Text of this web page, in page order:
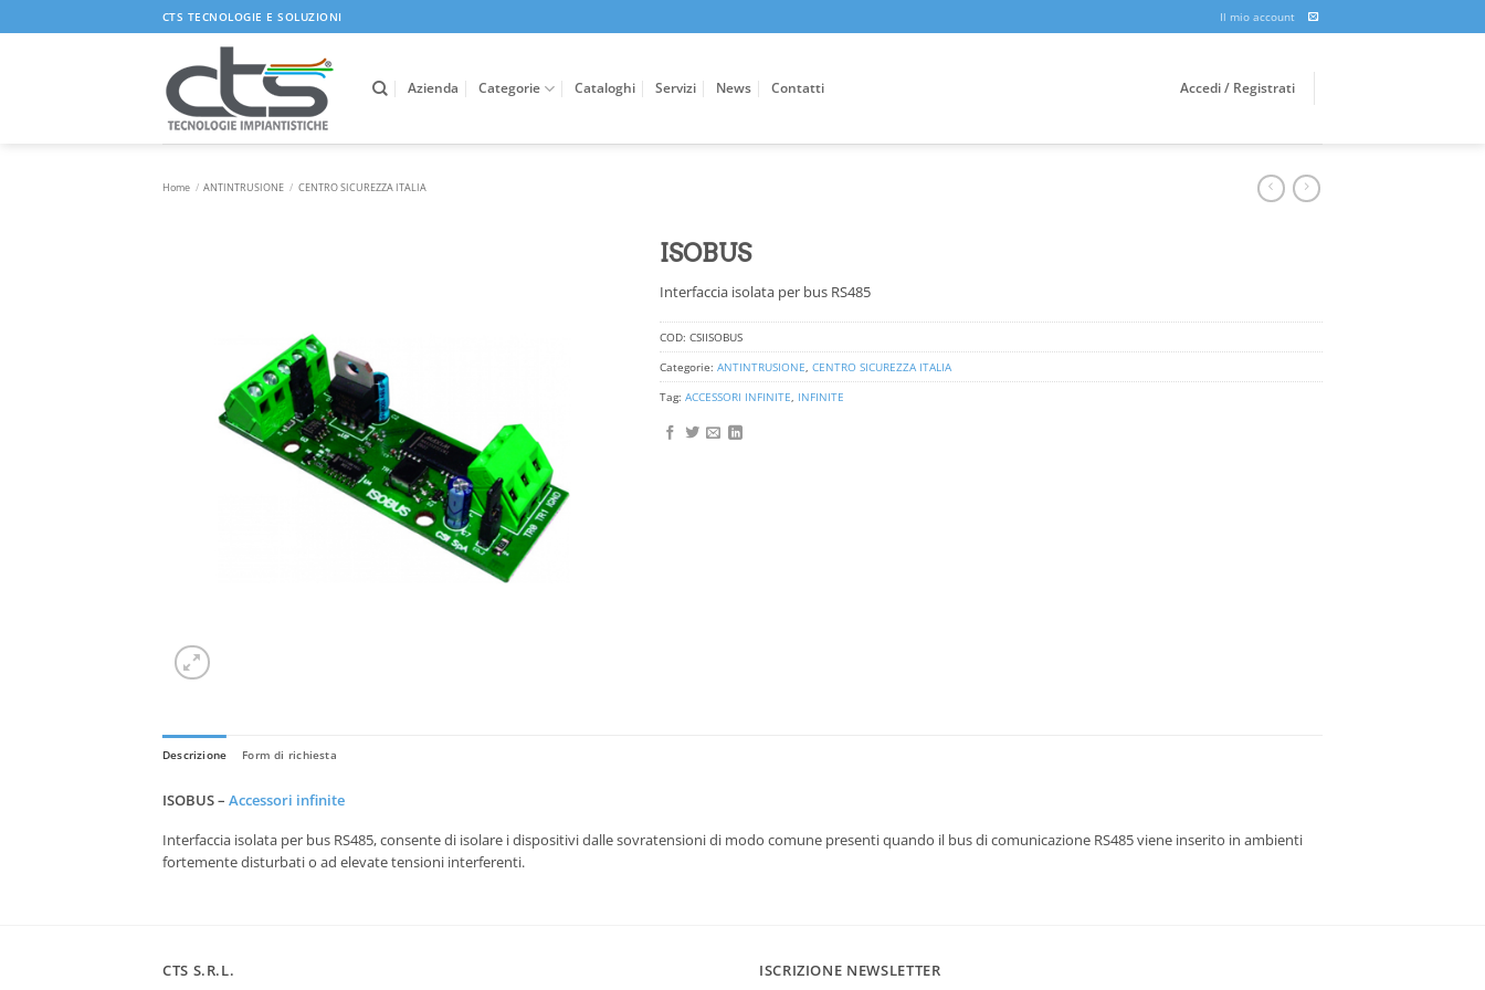
ai
CTS TECNOLOGIE E SOLUZIONI Il mio account
Azienda Categorie Cataloghi Servizi News Contatti Accedi / Registrati
Home / ANTINTRUSIONE / CENTRO SICUREZZA ITALIA
ISOBUS
Interfaccia isolata per bus RS485
COD: CSIISOBUS
Categorie: ANTINTRUSIONE CENTRO SICUREZZA ITALIA
Tag: ACCESSORI INFINITE INFINITE
Descrizione Form di richiesta
ISOBUS – Accessori infinite
Interfaccia isolata per bus RS485, consente di isolare i dispositivi dalle sovratensioni di modo comune presenti quando il bus di comunicazione RS485 viene inserito in ambienti
fortemente disturbati o ad elevate tensioni interferenti.
CTS S.R.L. ISCRIZIONE NEWSLETTER